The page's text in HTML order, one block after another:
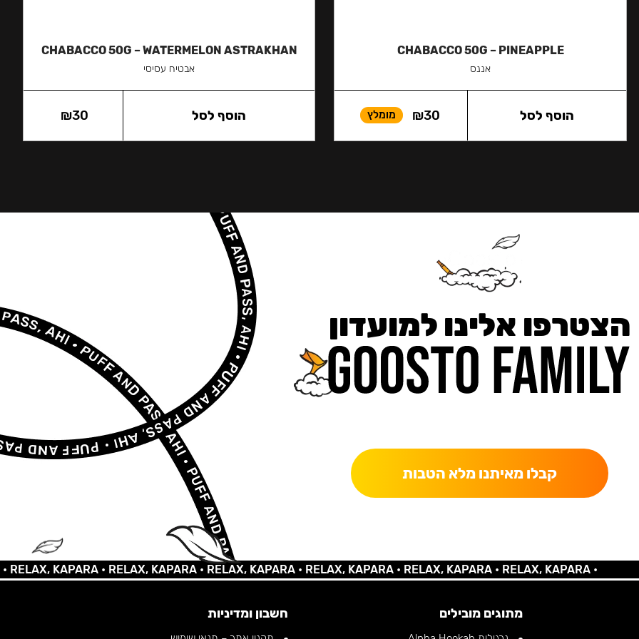
CHABACCO 50G – PINEAPPLE
אננס
₪30 מומלץ הוסף לסל
CHABACCO 50G – WATERMELON ASTRAKHAN
אבטיח עסיסי
₪30 הוסף לסל
הצטרפו אלינו למועדון
קבלו מאיתנו מלא הטבות
KAPARA •RELAX, KAPARA •RELAX, KAPARA •RELAX, KAPARA •RELAX, KAPARA •RELAX, KAPARA •
מתוגים מובילים חשבון ומדיניות